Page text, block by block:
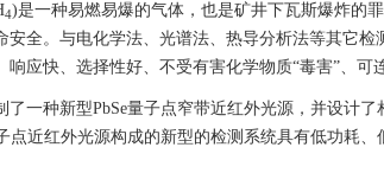
4)是一种易燃易爆的气体，也是矿井下瓦斯爆炸的
安全。与电化学法、光谱法、热导分析法等其它
响应快、选择性好、不受有害化学物质“毒害”、可
了一种新型PbSe量子点窄带近红外光源，并设计
点近红外光源构成的新型的检测系统具有低功耗